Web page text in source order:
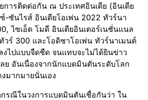
ารติดต่อกัน ณ ประเทศอินเดีย (อินเดีย
ซ์-ซันไรส์ อินเดียโอเพ่น 2022 ทัวร์นา
ไซเอ็ด โมดี อินเดียอินเตอร์เนชั่นแนล
วร์ 300 และโอดิชาโอเพ่น ทัวร์นาเมนต์
งไปแบบจืดชืด จนแทบจะไม่ได้ยินข่าว
ย อันเนื่องจากนักแบดมินตันระดับโลก
มากมายนั่นเอง
รณีในวงการแบดมินตันเชื่อกันว่า ใน